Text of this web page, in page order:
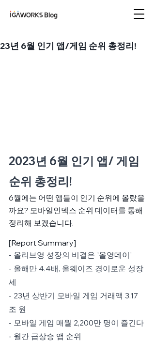
23년 6월 인기 앱/게임 순위 총정리!
2023년 6월 인기 앱/ 게임
순위 총정리!
6월에는 어떤 앱들이 인기 순위에 올랐을
까요? 모바일인덱스 순위 데이터를 통해
정리해 보겠습니다.
[Report Summary]
- 올리브영 성장의 비결은 '올영데이'
- 올해만 4.4배, 올웨이즈 경이로운 성장
세
- 23년 상반기 모바일 게임 거래액 3.17
조 원
- 모바일 게임 매월 2,200만 명이 즐긴다
- 월간 급상승 앱 순위